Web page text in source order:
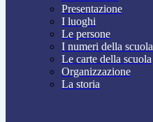
Presentazione
I luoghi
Le persone
I numeri della scuola
Le carte della scuola
Organizzazione
La storia